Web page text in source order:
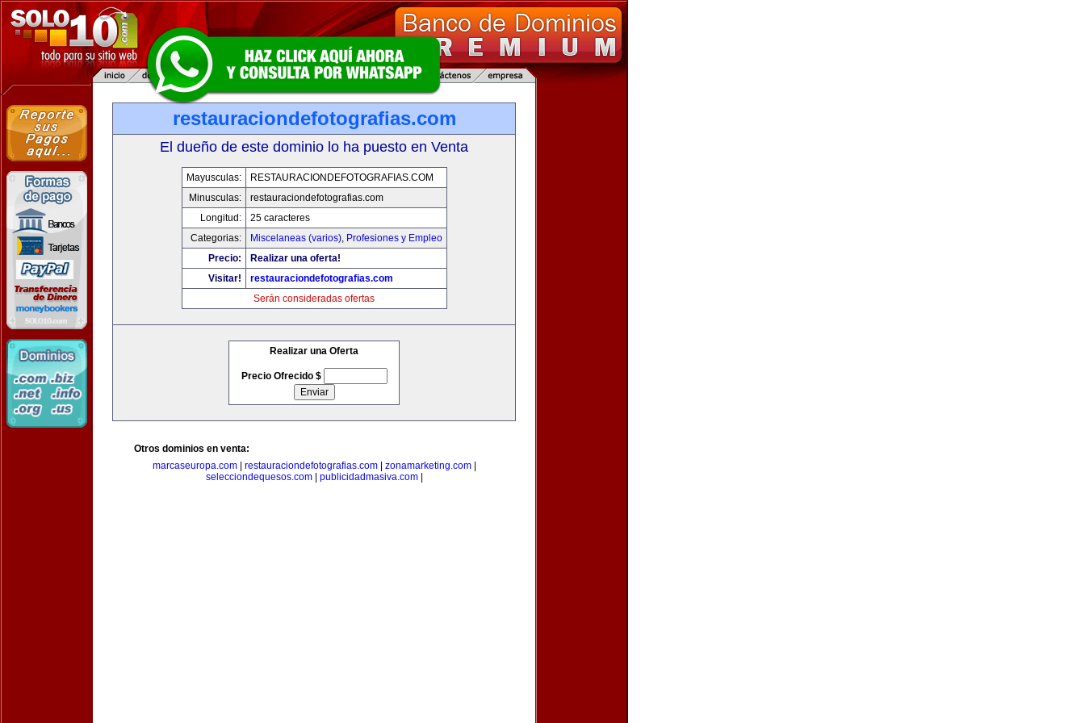
restauraciondefotografias.com
El dueño de este dominio lo ha puesto en Venta
Mayusculas:
RESTAURACIONDEFOTOGRAFIAS.COM
Minusculas:
restauraciondefotografias.com
Longitud:
25 caracteres
Categorias:
Miscelaneas (varios), Profesiones y Empleo
Precio:
Realizar una oferta!
Visitar!
restauraciondefotografias.com
Serán consideradas ofertas
Realizar una Oferta
Precio Ofrecido $
Otros dominios en venta:
marcaseuropa.com| restauraciondefotografias.com| zonamarketing.com|
selecciondequesos.com| publicidadmasiva.com|